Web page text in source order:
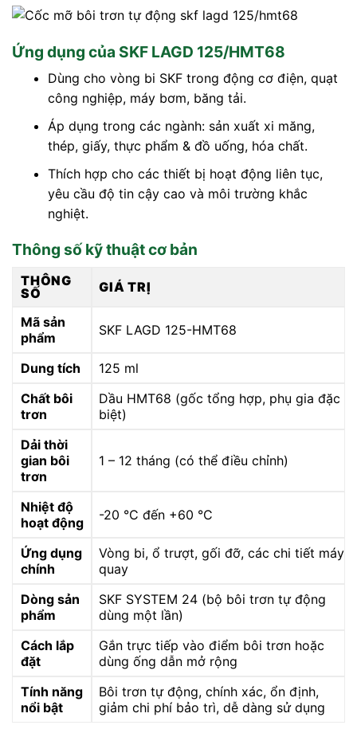
Ứng dụng của SKF LAGD 125/HMT68
Dùng cho vòng bi SKF trong động cơ điện, quạt
công nghiệp, máy bơm, băng tải.
Áp dụng trong các ngành: sản xuất xi măng,
thép, giấy, thực phẩm & đồ uống, hóa chất.
Thích hợp cho các thiết bị hoạt động liên tục,
yêu cầu độ tin cậy cao và môi trường khắc
nghiệt.
Thông số kỹ thuật cơ bản
THÔNG
SỐ
GIÁ TRỊ
Mã sản
phẩm
SKF LAGD 125-HMT68
Dung tích
125 ml
Chất bôi
trơn
Dầu HMT68 (gốc tổng hợp, phụ gia đặc
biệt)
Dải thời
gian bôi
trơn
1 – 12 tháng (có thể điều chỉnh)
Nhiệt độ
hoạt động
-20 °C đến +60 °C
Ứng dụng
chính
Vòng bi, ổ trượt, gối đỡ, các chi tiết máy
quay
Dòng sản
phẩm
SKF SYSTEM 24 (bộ bôi trơn tự động
dùng một lần)
Cách lắp
đặt
Gắn trực tiếp vào điểm bôi trơn hoặc
dùng ống dẫn mở rộng
Tính năng
nổi bật
Bôi trơn tự động, chính xác, ổn định,
giảm chi phí bảo trì, dễ dàng sử dụng